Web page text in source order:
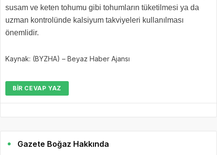
susam ve keten tohumu gibi tohumların tüketilmesi ya da
uzman kontrolünde kalsiyum takviyeleri kullanılması
önemlidir.
Kaynak: (BYZHA) – Beyaz Haber Ajansı
BIR CEVAP YAZ
Gazete Boğaz Hakkında